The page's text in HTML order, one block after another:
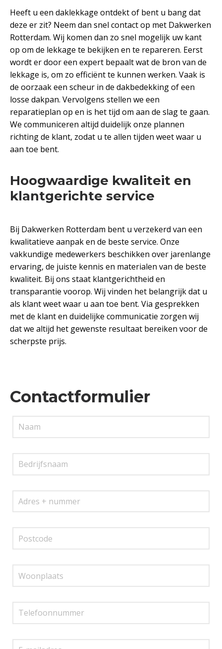
Heeft u een daklekkage ontdekt of bent u bang dat
deze er zit? Neem dan snel contact op met Dakwerken
Rotterdam. Wij komen dan zo snel mogelijk uw kant
op om de lekkage te bekijken en te repareren. Eerst
wordt er door een expert bepaalt wat de bron van de
lekkage is, om zo efficiënt te kunnen werken. Vaak is
de oorzaak een scheur in de dakbedekking of een
losse dakpan. Vervolgens stellen we een
reparatieplan op en is het tijd om aan de slag te gaan.
We communiceren altijd duidelijk onze plannen
richting de klant, zodat u te allen tijden weet waar u
aan toe bent.
Hoogwaardige kwaliteit en
klantgerichte service
Bij Dakwerken Rotterdam bent u verzekerd van een
kwalitatieve aanpak en de beste service. Onze
vakkundige medewerkers beschikken over jarenlange
ervaring, de juiste kennis en materialen van de beste
kwaliteit. Bij ons staat klantgerichtheid en
transparantie voorop. Wij vinden het belangrijk dat u
als klant weet waar u aan toe bent. Via gesprekken
met de klant en duidelijke communicatie zorgen wij
dat we altijd het gewenste resultaat bereiken voor de
scherpste prijs.
Contactformulier